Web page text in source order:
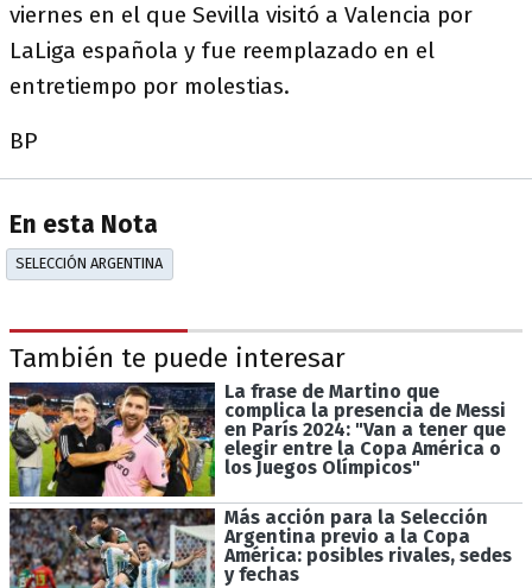
viernes en el que Sevilla visitó a Valencia por
LaLiga española y fue reemplazado en el
entretiempo por molestias.
BP
En esta Nota
SELECCIÓN ARGENTINA
También te puede interesar
La frase de Martino que
complica la presencia de Messi
en París 2024: "Van a tener que
elegir entre la Copa América o
los Juegos Olímpicos"
Más acción para la Selección
Argentina previo a la Copa
América: posibles rivales, sedes
y fechas